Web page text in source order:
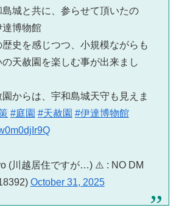
城と共に、参らせて頂いたの
達博物館
史を感じつつ、小規模ながらも
天赦園を楽しむ事が出来まし
からは、宇和島城天守も見えま
#庭園 #天赦園 #伊達博物館
(川越居住ですが…) ⚠️ : NO DM
October 31, 2025